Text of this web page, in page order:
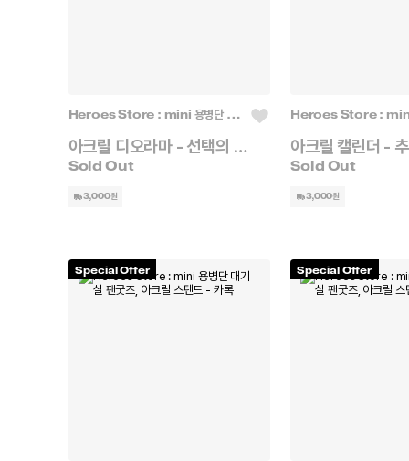
Heroes Store : mini 용병단 대기실
아크릴 디오라마 - 선택의 순간 (배경 스탠드)
3,000원 3,000원
Special Offer Special Offer